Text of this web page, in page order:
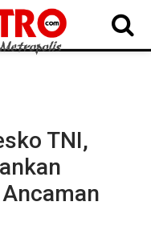
TAPUT BATUBARA DELISERDANG
TNI,